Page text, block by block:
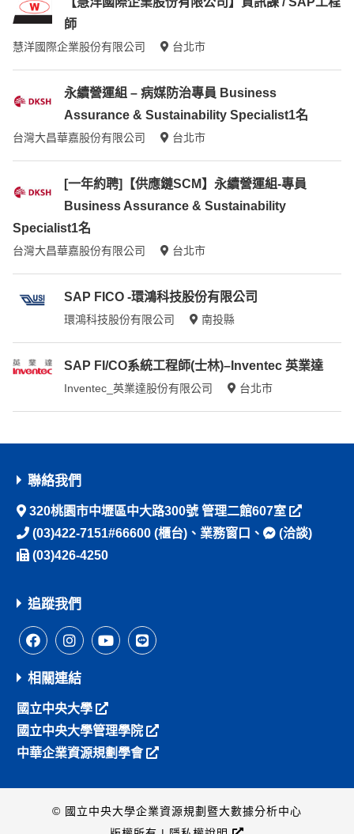
師
慧洋國際企業股份有限公司 台北市
永續營運組 – 病媒防治專員 Business
Assurance & Sustainability Specialist1名
台灣大昌華嘉股份有限公司 台北市
[一年約聘]【供應鏈SCM】永續營運組-專員
Business Assurance & Sustainability
Specialist1名
台灣大昌華嘉股份有限公司 台北市
SAP FICO -環鴻科技股份有限公司
環鴻科技股份有限公司 南投縣
SAP FI/CO系統工程師(士林)–Inventec 英業達
Inventec_英業達股份有限公司 台北市
聯絡我們
320桃園市中壢區中大路300號 管理二館607室
(03)422-7151#66600 (櫃台)、 業務窗口 、
(洽談)
(03)426-4250
追蹤我們
相關連結
國立中央大學
國立中央大學管理學院
中華企業資源規劃學會
© 國立中央大學企業資源規劃暨大數據分析中心